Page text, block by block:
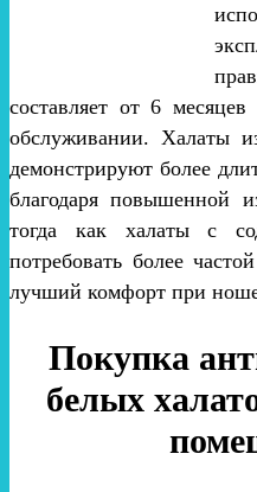
составляет от 6
обслуживании. Халаты
демонстрируют более
благодаря повышенной
тогда как халаты с
потребовать более
лучший комфорт при
Покупка
белых